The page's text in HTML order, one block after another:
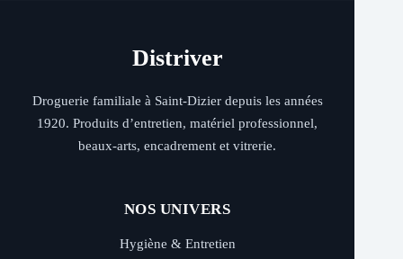
Distriver
Droguerie familiale à Saint-Dizier depuis les années
1920. Produits d’entretien, matériel professionnel,
beaux-arts, encadrement et vitrerie.
NOS UNIVERS
Hygiène & Entretien